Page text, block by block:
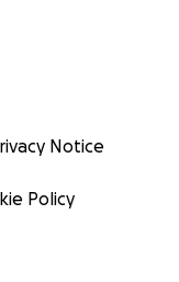
Notice
Policy